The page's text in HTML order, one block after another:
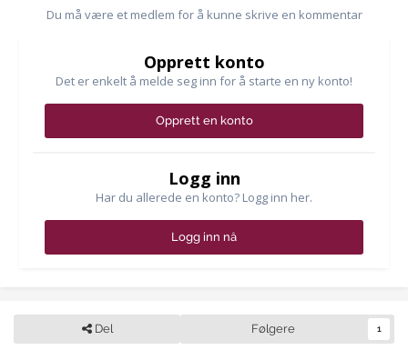
Du må være et medlem for å kunne skrive en kommentar
Opprett konto
Det er enkelt å melde seg inn for å starte en ny konto!
Opprett en konto
Logg inn
Har du allerede en konto? Logg inn her.
Logg inn nå
Del Følgere 1